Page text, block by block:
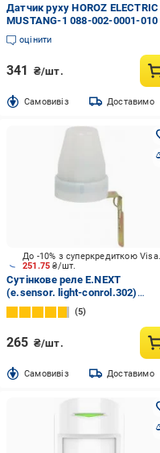
Датчик руху HOROZ ELECTRIC
MUSTANG-1 088-002-0001-010
оцінити
341 ₴/шт.
Cамовивіз Доставимо
251.75₴/шт.
До -10% з суперкредиткою Visa Вигода
Сутінкове реле E.NEXT
(e.sensor. light-conrol.302)
s061007
5
265 ₴/шт.
Cамовивіз Доставимо